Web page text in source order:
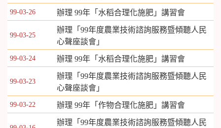
99-03-26 辦理 99年「水稻合理化施肥」講習會
99-03-25
辦理「99年度農業技術諮詢服務暨傾聽人民
心聲座談會」
99-03-24 辦理 99年「水稻合理化施肥」講習會
99-03-23
辦理「99年度農業技術諮詢服務暨傾聽人民
心聲座談會」
99-03-22 辦理 99年「作物合理化施肥」講習會
辦理「99年度農業技術諮詢服務暨傾聽人民